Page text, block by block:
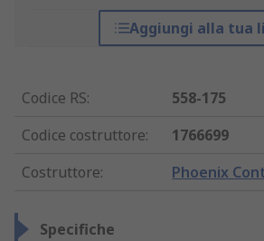
Aggiungi alla tua
Codice RS:
558-175
Codice costruttore:
1766699
Costruttore: Phoenix
Specifiche